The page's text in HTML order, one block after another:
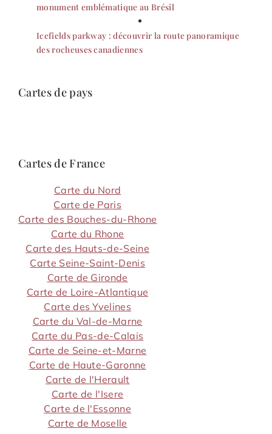
monument emblématique au Brésil
Icefields parkway : découvrir la route panoramique
des rocheuses canadiennes
Cartes de pays
Cartes de France
Carte du Nord
Carte de Paris
Carte des Bouches-du-Rhone
Carte du Rhone
Carte des Hauts-de-Seine
Carte Seine-Saint-Denis
Carte de Gironde
Carte de Loire-Atlantique
Carte des Yvelines
Carte du Val-de-Marne
Carte du Pas-de-Calais
Carte de Seine-et-Marne
Carte de Haute-Garonne
Carte de l'Herault
Carte de l'Isere
Carte de l'Essonne
Carte de Moselle